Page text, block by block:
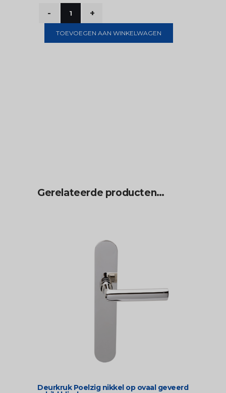
TOEVOEGEN AAN WINKELWAGEN
Gerelateerde producten…
Deurkruk Poelzig nikkel op ovaal geveerd